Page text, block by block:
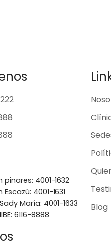
4001-1632
4001-1631
María: 4001-1633
6116-8888
Blog